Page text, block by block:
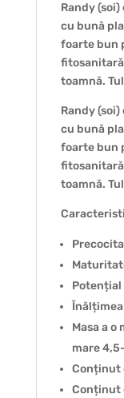
Randy
cu bună
foarte bun
toamnă.
Randy
cu bună
foarte bun
toamnă.
Masa a o
mare
Conținut
Conținut